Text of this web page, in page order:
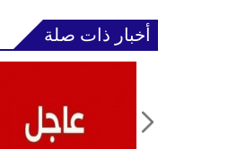
أخبار ذات صلة